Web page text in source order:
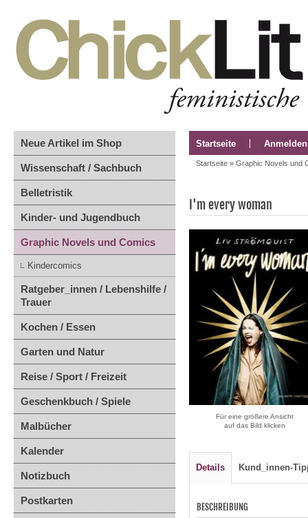
Neue Artikel im Shop
Wissenschaft / Sachbuch
Belletristik
Kinder- und Jugendbuch
Graphic Novels und Comics
Kindercomics
Ratgeber_innen / Lebenshilfe /
Trauer
Kochen / Essen
Garten und Natur
Reise / Sport / Freizeit
Geschenkbuch / Spiele
Malbücher
Kalender
Notizbuch
Postkarten
Startseite Anmelden
Startseite » Graphic Novels und
I'm every woman
Für eine größere Ansicht
auf das Bild klicken
Details Kund_innen-
BESCHREIBUNG